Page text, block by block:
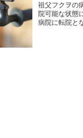
祖父フクヲの
院可能な状態
病院に転院と